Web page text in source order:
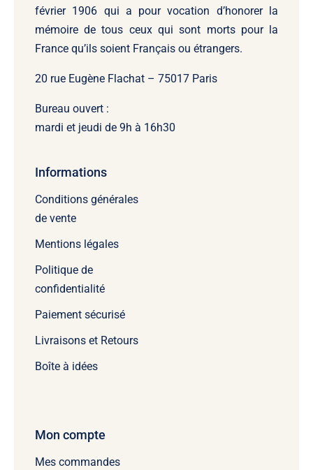
février 1906 qui a pour vocation d’honorer la
mémoire de tous ceux qui sont morts pour la
France qu’ils soient Français ou étrangers.
20 rue Eugène Flachat – 75017 Paris
Bureau ouvert :
mardi et jeudi de 9h à 16h30
Informations
Conditions générales
de vente
Mentions légales
Politique de
confidentialité
Paiement sécurisé
Livraisons et Retours
Boîte à idées
Mon compte
Mes commandes